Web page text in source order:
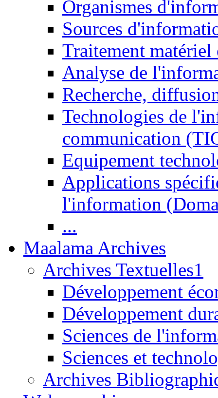
Organismes
Sources
Traitement matériel
Analyse de
Recherche,
Technologies de
communication
Equipement
Applications
l'information
...
Maalama Archives
Archives Textuelles1
Développement
Développement
Sciences de
Sciences et
Archives